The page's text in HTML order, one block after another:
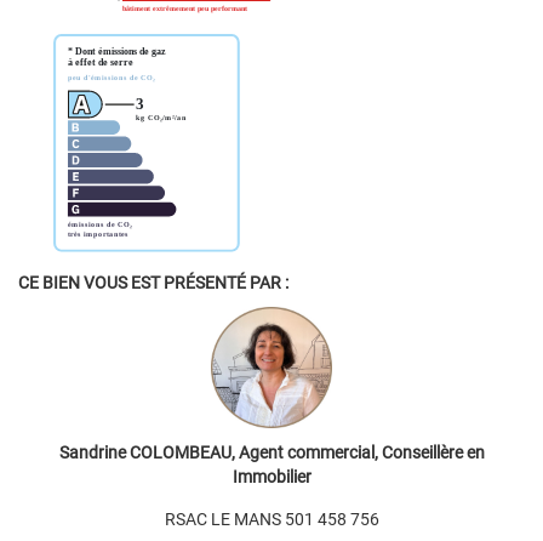
CE BIEN VOUS EST PRÉSENTÉ PAR :
Sandrine COLOMBEAU, Agent commercial, Conseillère en
Immobilier
RSAC LE MANS 501 458 756